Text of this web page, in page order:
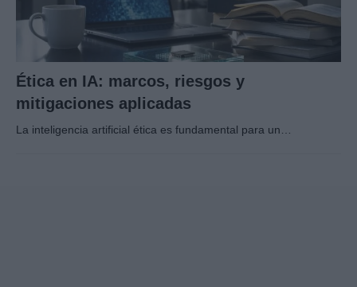
Ética en IA: marcos, riesgos y
mitigaciones aplicadas
La inteligencia artificial ética es fundamental para un…